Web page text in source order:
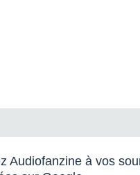
Audiofanzine à vos